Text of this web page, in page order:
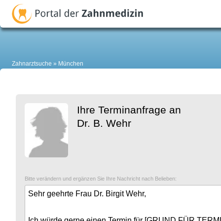
Zahnarztsuche München
Ihre Terminanfrage an
Dr. B. Wehr
Bitte verändern und ergänzen Sie Ihre Nachricht nach Belieben: